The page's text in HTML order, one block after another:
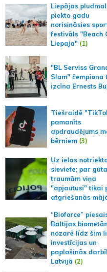
Liepājas
piekto gadu
norisināsies
festivāls "Beach
Liepaja"(1)
"BL Serviss
Slam" čempiona
izcīna Ernests
Tiešraidē
pamanīts
apdraudējums
bērniem(3)
Uz ielas
sieviete; par
traumām viņa
"apjautusi" tikai
atgriešanās
“Bioforce”
Baltijas
nozarē līdz šim
investīcijas un
paplašinās
Latvijā (2)